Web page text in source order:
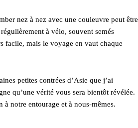
nez à nez avec une couleuvre peut être
à vélo, souvent semés
facile, mais le voyage en vaut chaque
petites contrées d’Asie que j’ai
qu’une vérité vous sera bientôt révélée.
notre entourage et à nous-mêmes.